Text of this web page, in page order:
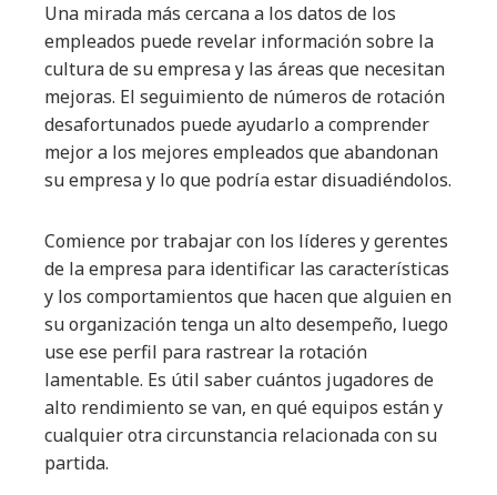
Una mirada más cercana a los datos de los
empleados puede revelar información sobre la
cultura de su empresa y las áreas que necesitan
mejoras. El seguimiento de números de rotación
desafortunados puede ayudarlo a comprender
mejor a los mejores empleados que abandonan
su empresa y lo que podría estar disuadiéndolos.
Comience por trabajar con los líderes y gerentes
de la empresa para identificar las características
y los comportamientos que hacen que alguien en
su organización tenga un alto desempeño, luego
use ese perfil para rastrear la rotación
lamentable. Es útil saber cuántos jugadores de
alto rendimiento se van, en qué equipos están y
cualquier otra circunstancia relacionada con su
partida.